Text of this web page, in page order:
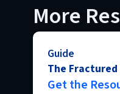
More
Guide
The
Get the